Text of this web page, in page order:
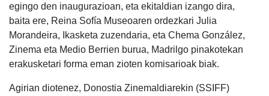
egingo den inaugurazioan, eta ekitaldian izango dira,
baita ere, Reina Sofía Museoaren ordezkari Julia
Morandeira, Ikasketa zuzendaria, eta Chema González,
Zinema eta Medio Berrien burua, Madrilgo pinakotekan
erakusketari forma eman zioten komisarioak biak.
Agirian diotenez, Donostia Zinemaldiarekin (SSIFF)